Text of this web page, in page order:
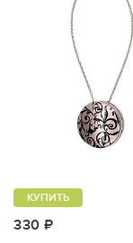
330 ₽
КУПИТЬ